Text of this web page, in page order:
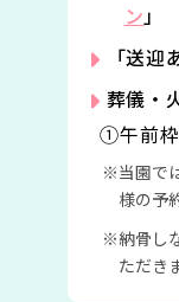
ン」
「送
葬儀・
①午前
当園で
様の予
納骨し
ただき